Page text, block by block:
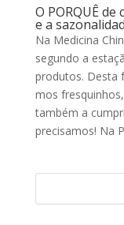
O PORQUÊ
e a
Na Medicina
segundo a
produtos. Desta
mos
também a
precisamos! Na